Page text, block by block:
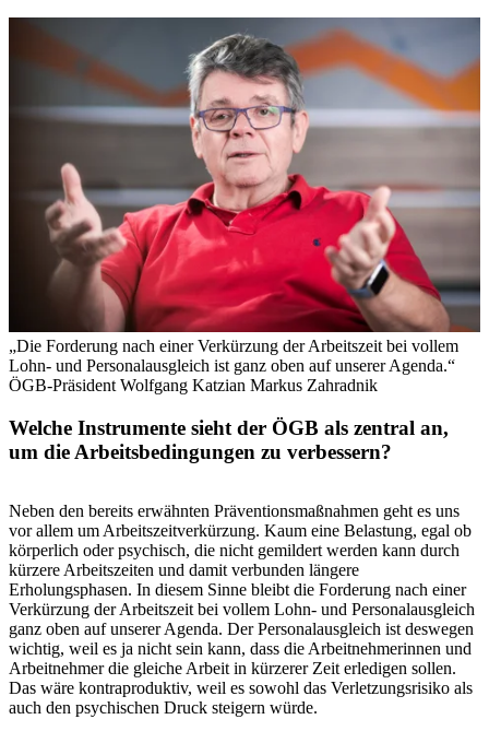
„Die Forderung nach einer Verkürzung der Arbeitszeit bei vollem
Lohn- und Personalausgleich ist ganz oben auf unserer Agenda.“
ÖGB-Präsident Wolfgang Katzian Markus Zahradnik
Welche Instrumente sieht der ÖGB als zentral an,
um die Arbeitsbedingungen zu verbessern?
Neben den bereits erwähnten Präventionsmaßnahmen geht es uns
vor allem um Arbeitszeitverkürzung. Kaum eine Belastung, egal ob
körperlich oder psychisch, die nicht gemildert werden kann durch
kürzere Arbeitszeiten und damit verbunden längere
Erholungsphasen. In diesem Sinne bleibt die Forderung nach einer
Verkürzung der Arbeitszeit bei vollem Lohn- und Personalausgleich
ganz oben auf unserer Agenda. Der Personalausgleich ist deswegen
wichtig, weil es ja nicht sein kann, dass die Arbeitnehmerinnen und
Arbeitnehmer die gleiche Arbeit in kürzerer Zeit erledigen sollen.
Das wäre kontraproduktiv, weil es sowohl das Verletzungsrisiko als
auch den psychischen Druck steigern würde.